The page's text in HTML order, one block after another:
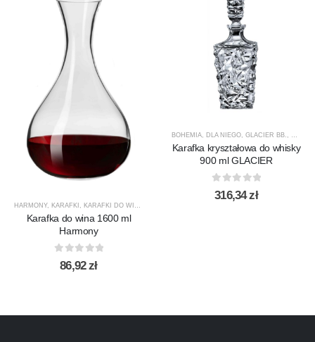
HARMONY, KARAFKI , KARAFKI DO WINA
Karafka do wina 1600 ml
Harmony
out of 5
86,92zł
BOHEMIA DLA NIEGO GLACIER BB.
Karafka kryształowa do whisky
900 ml GLACIER
0out of 5
316,34zł